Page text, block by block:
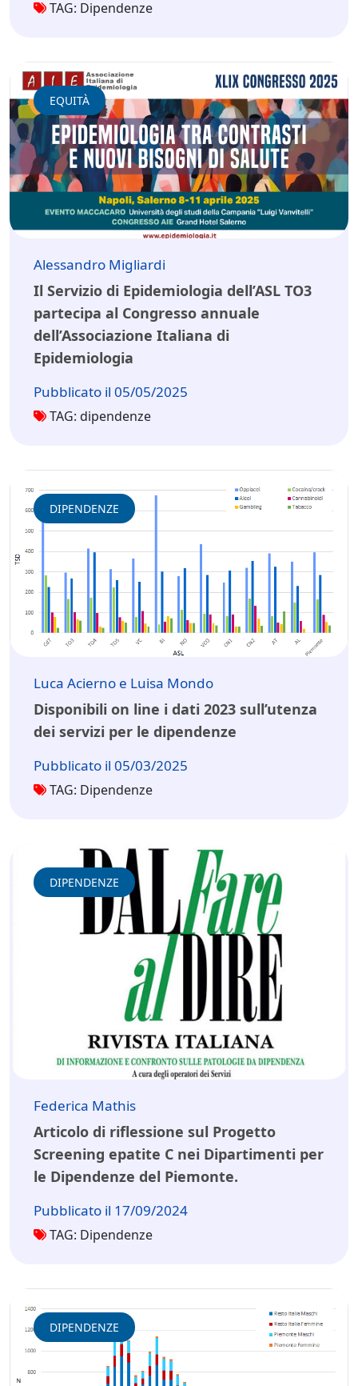
TAG: Dipendenze
EQUITÀ
Alessandro Migliardi
Il Servizio di Epidemiologia dell’ASL TO3
partecipa al Congresso annuale
dell’Associazione Italiana di
Epidemiologia
Pubblicato il 05/05/2025
TAG: dipendenze
DIPENDENZE
Luca Acierno e Luisa Mondo
Disponibili on line i dati 2023 sull’utenza
dei servizi per le dipendenze
Pubblicato il 05/03/2025
TAG: Dipendenze
DIPENDENZE
Federica Mathis
Articolo di riflessione sul Progetto
Screening epatite C nei Dipartimenti per
le Dipendenze del Piemonte.
Pubblicato il 17/09/2024
TAG: Dipendenze
DIPENDENZE